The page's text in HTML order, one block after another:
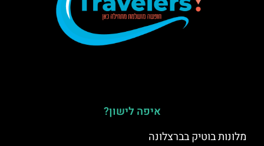
איפה לישון?
מלונות בוטיק בברצלונה